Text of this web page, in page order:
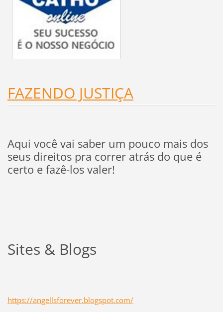
FAZENDO JUSTIÇA
Aqui você vai saber um pouco mais dos
seus direitos pra correr atrás do que é
certo e fazê-los valer!
Sites & Blogs
https://angellsforever.blogspot.com/